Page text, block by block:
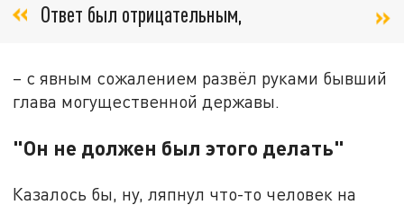
Ответ был отрицательным,
– с явным сожалением развёл руками бывший
глава могущественной державы.
"Он не должен был этого делать"
Казалось бы, ну, ляпнул что-то человек на